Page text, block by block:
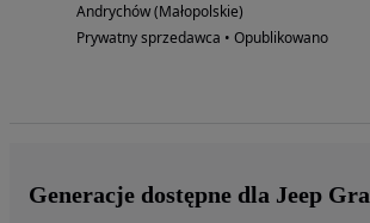
Andrychów (Małopolskie)
Prywatny sprzedawca • Opublikowano
Generacje dostępne dla Jeep